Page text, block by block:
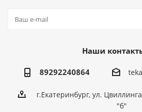
Наши
89292240864
г.Екатеринбург, ул.
"б"